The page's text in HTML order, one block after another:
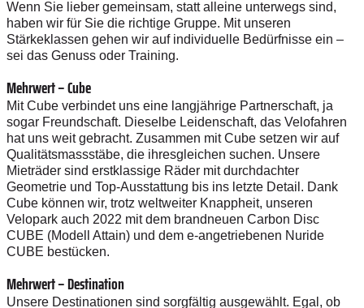
Wenn Sie lieber gemeinsam, statt alleine unterwegs sind,
haben wir für Sie die richtige Gruppe. Mit unseren
Stärkeklassen gehen wir auf individuelle Bedürfnisse ein –
sei das Genuss oder Training.
Mehrwert – Cube
Mit Cube verbindet uns eine langjährige Partnerschaft, ja
sogar Freundschaft. Dieselbe Leidenschaft, das Velofahren
hat uns weit gebracht. Zusammen mit Cube setzen wir auf
Qualitätsmassstäbe, die ihresgleichen suchen. Unsere
Mieträder sind erstklassige Räder mit durchdachter
Geometrie und Top-Ausstattung bis ins letzte Detail. Dank
Cube können wir, trotz weltweiter Knappheit, unseren
Velopark auch 2022 mit dem brandneuen Carbon Disc
CUBE (Modell Attain) und dem e-angetriebenen Nuride
CUBE bestücken.
Mehrwert – Destination
Unsere Destinationen sind sorgfältig ausgewählt. Egal, ob